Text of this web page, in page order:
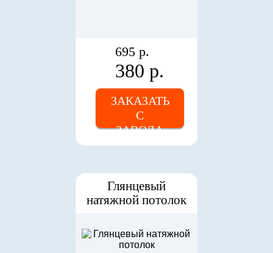
695 р.
380 р.
ЗАКАЗАТЬ
С
ЗАВОДА
Глянцевый
натяжной потолок